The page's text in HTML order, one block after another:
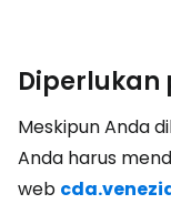
Meskipun Anda
Anda harus
web